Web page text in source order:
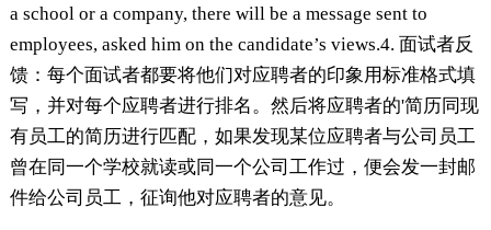
a school or a company, there will be a message sent to
employees, asked him on the candidate’s views.4. 面试者反
馈：每个面试者都要将他们对应聘者的印象用标准格式填
写，并对每个应聘者进行排名。然后将应聘者的'简历同现
有员工的简历进行匹配，如果发现某位应聘者与公司员工
曾在同一个学校就读或同一个公司工作过，便会发一封邮
件给公司员工，征询他对应聘者的意见。